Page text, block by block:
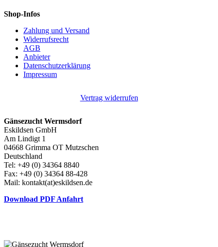
Shop-Infos
Zahlung und Versand
Widerrufsrecht
AGB
Anbieter
Datenschutzerklärung
Impressum
Vertrag widerrufen
Gänsezucht Wermsdorf
Eskildsen GmbH
Am Lindigt 1
04668 Grimma OT Mutzschen
Deutschland
Tel: +49 (0) 34364 8840
Fax: +49 (0) 34364 88-428
Mail: kontakt(at)eskildsen.de
Download PDF Anfahrt